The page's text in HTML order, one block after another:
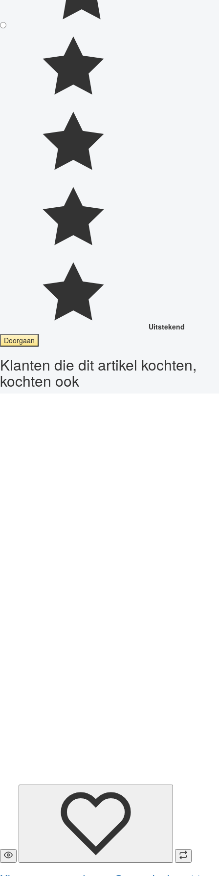
Uitstekend
Doorgaan
Klanten die dit artikel kochten,
kochten ook